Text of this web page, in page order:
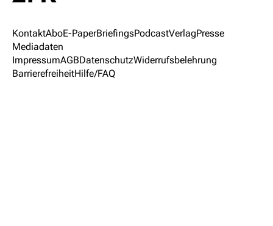
KontaktAboE-PaperBriefingsPodcastVerlagPresse
Mediadaten
ImpressumAGBDatenschutzWiderrufsbelehrung
BarrierefreiheitHilfe/FAQ